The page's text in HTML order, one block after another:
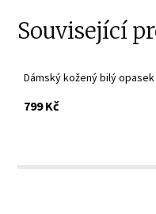
Související
Dámský kožený bilý opasek
799 Kčs DPH